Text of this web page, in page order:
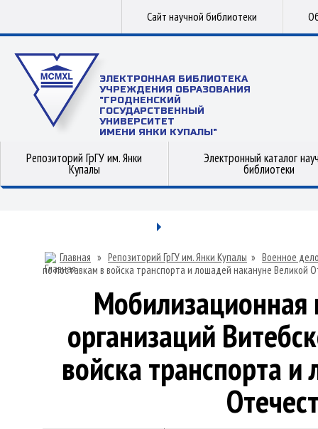
Сайт научной библиотеки
ЭЛЕКТРОННАЯ БИБЛИОТЕКА
УЧРЕЖДЕНИЯ ОБРАЗОВАНИЯ
"ГРОДНЕНСКИЙ
ГОСУДАРСТВЕННЫЙ
УНИВЕРСИТЕТ
ИМЕНИ ЯНКИ КУПАЛЫ"
Репозиторий ГрГУ им. Янки
Купалы
Электронный каталог
библиотеки
Главная » Репозиторий ГрГУ им. Янки Купалы » Военное
по поставкам в войска транспорта и лошадей накануне Великой
Мобилизационная
организаций
войска транспорта